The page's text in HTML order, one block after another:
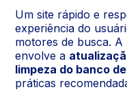
Um site rápido e
experiência do
motores de busca. A
envolve a
limpeza do banco
práticas